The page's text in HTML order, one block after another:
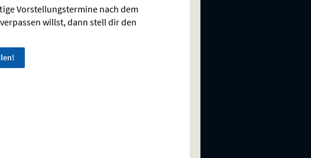
Vorstellungstermine nach dem
willst, dann stell dir den